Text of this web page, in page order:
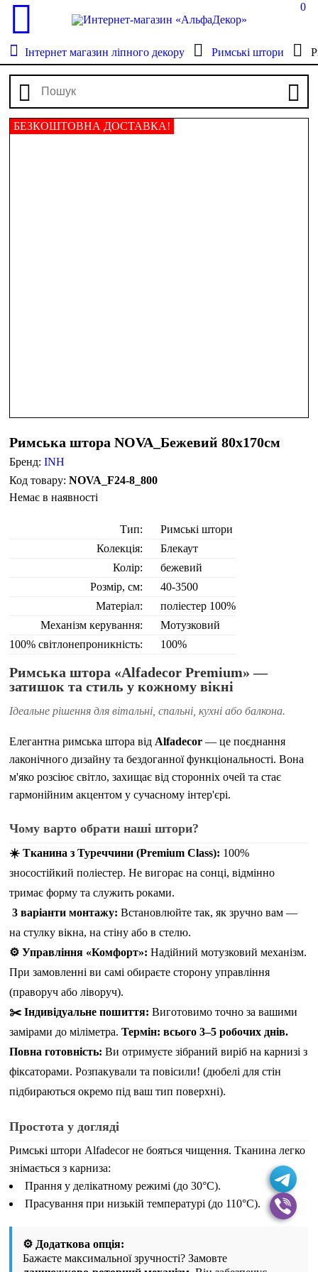
0
Інтернет магазин ліпного декору Римські штори
БЕЗКОШТОВНА ДОСТАВКА!
Римська штора NOVA_Бежевий 80х170см
Бренд:INH
NOVA_F24-8_800
Немає в наявності
Тип:
Римські штори
Колекція:
Блекаут
Колір:
бежевий
Розмір, см:
40-3500
Матеріал:
поліестер 100%
Механізм керування:
Мотузковий
100% світлонепроникність:
100%
Римська штора «Alfadecor Premium» —
затишок та стиль у кожному вікні
Ідеальне рішення для вітальні, спальні, кухні або балкона.
Елегантна римська штора від Alfadecor — це поєднання
лаконічного дизайну та бездоганної функціональності. Вона
м'яко розсіює світло, захищає від сторонніх очей та стає
гармонійним акцентом у сучасному інтер'єрі.
Чому варто обрати наші штори?
☀️ Тканина з Туреччини (Premium Class): 100%
зносостійкий поліестер. Не вигорає на сонці, відмінно
тримає форму та служить роками.
3 варіанти монтажу: Встановлюйте так, як зручно вам —
на стулку вікна, на стіну або в стелю.
⚙️ Управління «Комфорт»: Надійний мотузковий механізм.
При замовленні ви самі обираєте сторону управління
(праворуч або ліворуч).
✂️ Індивідуальне пошиття: Виготовимо точно за вашими
замірами до міліметра.Термін: всього 3–5 робочих днів.
Повна готовність: Ви отримуєте зібраний виріб на карнизі з
фіксаторами. Розпакували та повісили!(дюбелі для стін
підбираються окремо під ваш тип поверхні).
Простота у догляді
Римські штори Alfadecor не бояться чищення. Тканина легко
знімається з карниза:
Прання у делікатному режимі (до 30°C).
Прасування при низькій температурі (до 110°C).
⚙️ Додаткова опція:
Бажаєте максимальної зручності? Замовте